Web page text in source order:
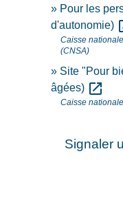
Pour les
d'autonomie)
Caisse
(CNSA)
Site "Pour
âgées) open_in_new
Caisse
Signaler